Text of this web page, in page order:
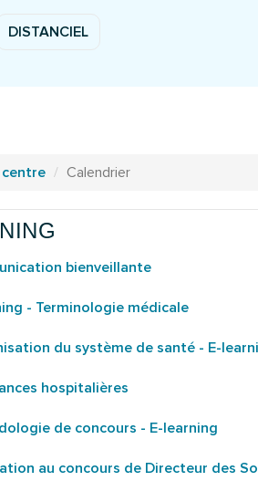
DISTANCIEL
Calendrier
bienveillante
- Terminologie médicale
du système de santé - E-
hospitalières
de concours - E-learning
au concours de Directeur des